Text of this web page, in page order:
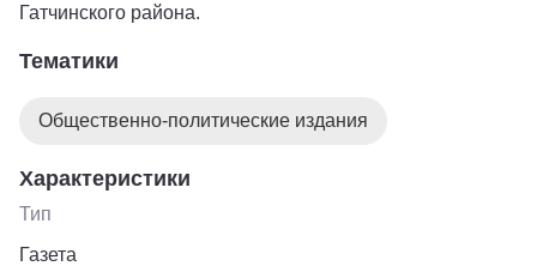
Гатчинского района.
Тематики
Общественно-политические издания
Характеристики
Тип
Газета